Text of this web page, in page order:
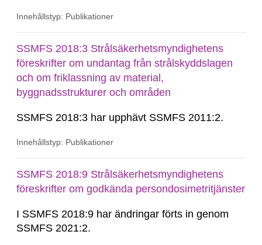
SSMFS 2022:14, SSMFS 2024:2 och SSMFS
Innehållstyp: Publikationer
SSMFS 2018:3 Strålsäkerhetsmyndighetens
föreskrifter om undantag från strålskyddslagen
och om friklassning av material,
byggnadsstrukturer och områden
SSMFS 2018:3 har upphävt SSMFS 2011:2.
Innehållstyp: Publikationer
SSMFS 2018:9 Strålsäkerhetsmyndighetens
föreskrifter om godkända persondosimetritjänster
I SSMFS 2018:9 har ändringar förts in genom
SSMFS 2021:2.